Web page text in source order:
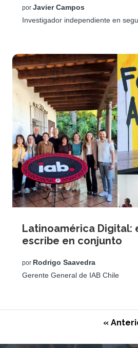
por Javier Campos
Investigador independiente en
Latinoamérica Digital:
escribe en conjunto
por Rodrigo Saavedra
Gerente General de IAB Chile
«